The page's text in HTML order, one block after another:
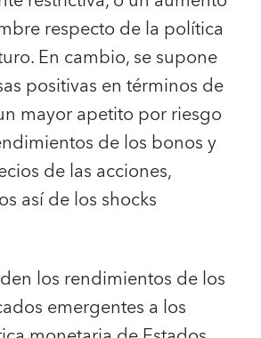
respecto de la política
En cambio, se supone
positivas en términos de
mayor apetito por riesgo
de los bonos y
de las acciones,
así de los shocks
los rendimientos de los
emergentes a los